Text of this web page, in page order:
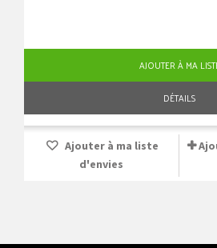
AJOUTER À MA
DÉTAILS
Ajouter à ma liste
d'envies